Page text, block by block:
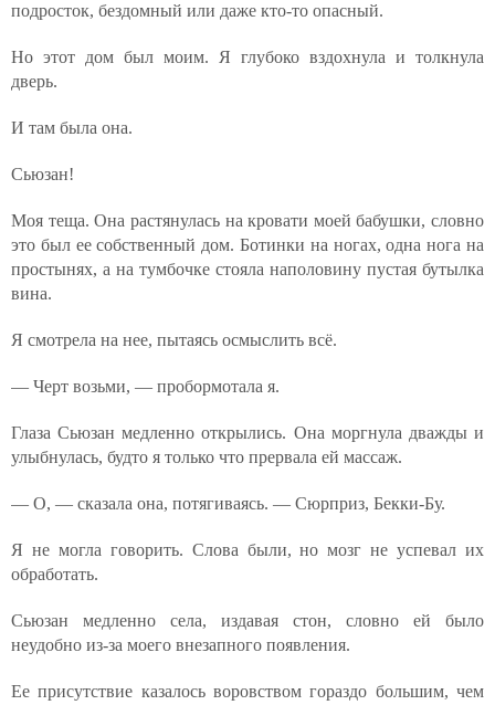
подросток, бездомный или даже кто-то опасный.
Но этот дом был моим. Я глубоко вздохнула и толкнула
дверь.
И там была она.
Сьюзан!
Моя теща. Она растянулась на кровати моей бабушки, словно
это был ее собственный дом. Ботинки на ногах, одна нога на
простынях, а на тумбочке стояла наполовину пустая бутылка
вина.
Я смотрела на нее, пытаясь осмыслить всё.
— Черт возьми, — пробормотала я.
Глаза Сьюзан медленно открылись. Она моргнула дважды и
улыбнулась, будто я только что прервала ей массаж.
— О, — сказала она, потягиваясь. — Сюрприз, Бекки-Бу.
Я не могла говорить. Слова были, но мозг не успевал их
обработать.
Сьюзан медленно села, издавая стон, словно ей было
неудобно из-за моего внезапного появления.
Ее присутствие казалось воровством гораздо большим, чем